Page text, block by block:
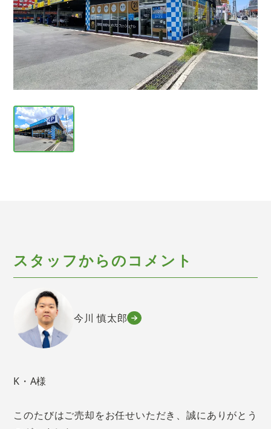
スタッフからのコメント
今川 慎太郎
K・A様
このたびはご売却をお任せいただき、誠にありがとう